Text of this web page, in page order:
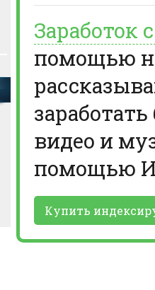
помощью
видео и
помощью
Купить